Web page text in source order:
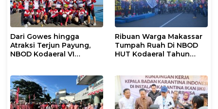
Dari Gowes hingga
Atraksi Terjun Payung,
NBOD Kodaeral VI
Ribuan Warga Makassar
Tumpah Ruah Di NBOD
HUT Kodaeral Tahun